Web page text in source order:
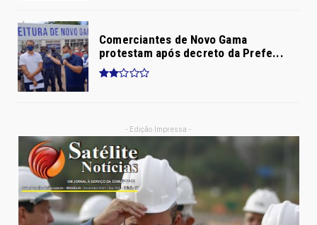
Comerciantes de Novo Gama
protestam após decreto da Prefe...
- Edição Impressa -